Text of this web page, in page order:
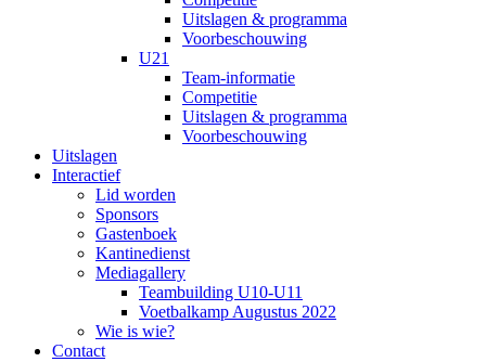
Uitslagen & programma
Voorbeschouwing
U21
Team-informatie
Competitie
Uitslagen & programma
Voorbeschouwing
Uitslagen
Interactief
Lid worden
Sponsors
Gastenboek
Kantinedienst
Mediagallery
Teambuilding U10-U11
Voetbalkamp Augustus 2022
Wie is wie?
Contact